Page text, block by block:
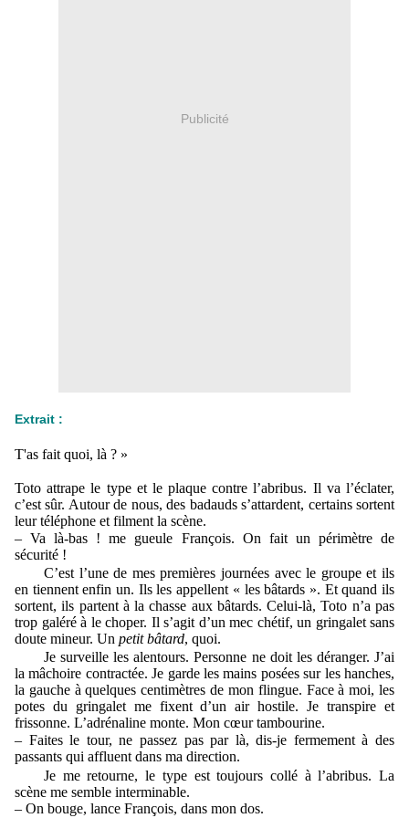
Publicité
Extrait :
T'as fait quoi, là ? »
Toto attrape le type et le plaque contre l’abribus. Il va l’éclater,
c’est sûr. Autour de nous, des badauds s’attardent, certains sortent
leur téléphone et filment la scène.
– Va là-bas ! me gueule François. On fait un périmètre de
sécurité !
C’est l’une de mes premières journées avec le groupe et ils
en tiennent enfin un. Ils les appellent « les bâtards ». Et quand ils
sortent, ils partent à la chasse aux bâtards. Celui-là, Toto n’a pas
trop galéré à le choper. Il s’agit d’un mec chétif, un gringalet sans
doute mineur. Un petit bâtard, quoi.
Je surveille les alentours. Personne ne doit les déranger. J’ai
la mâchoire contractée. Je garde les mains posées sur les hanches,
la gauche à quelques centimètres de mon flingue. Face à moi, les
potes du gringalet me fixent d’un air hostile. Je transpire et
frissonne. L’adrénaline monte. Mon cœur tambourine.
– Faites le tour, ne passez pas par là, dis-je fermement à des
passants qui affluent dans ma direction.
Je me retourne, le type est toujours collé à l’abribus. La
scène me semble interminable.
– On bouge, lance François, dans mon dos.